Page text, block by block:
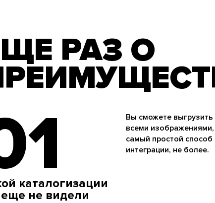
РАЗ О
каталогизации
не видели
Вы сможете выгрузить
всеми изображениями,
самый простой способ
интеграции, не более.